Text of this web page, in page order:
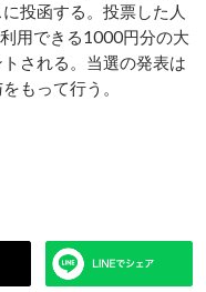
投函する。投票した人
用できる1000円分の大
される。当選の発表は
もって行う。